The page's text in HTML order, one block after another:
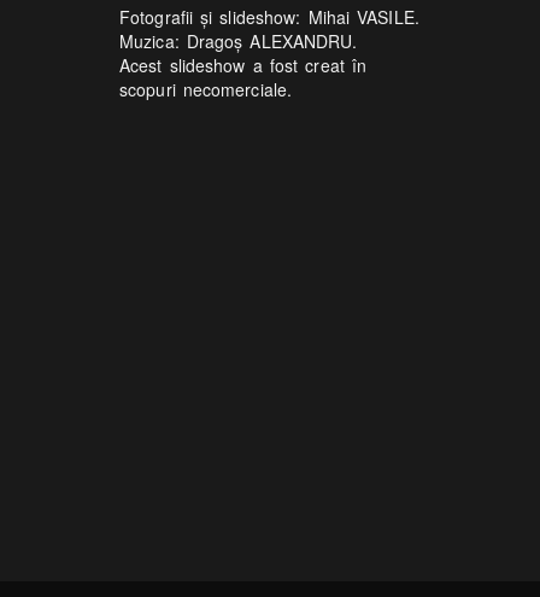
Fotografii şi slideshow: Mihai VASILE.
Muzica: Dragoş ALEXANDRU.
Acest slideshow a fost creat în
scopuri necomerciale.